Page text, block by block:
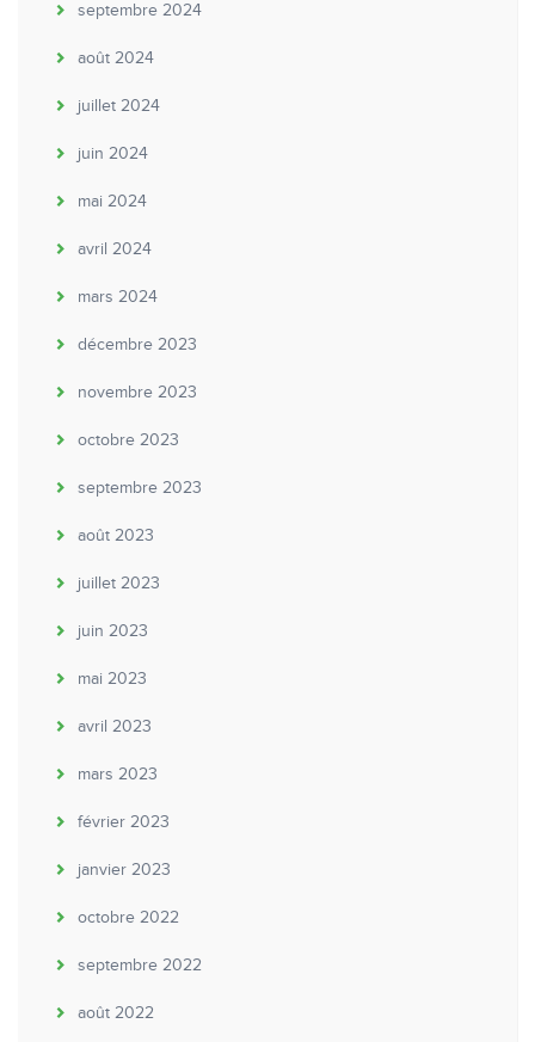
septembre 2024
août 2024
juillet 2024
juin 2024
mai 2024
avril 2024
mars 2024
décembre 2023
novembre 2023
octobre 2023
septembre 2023
août 2023
juillet 2023
juin 2023
mai 2023
avril 2023
mars 2023
février 2023
janvier 2023
octobre 2022
septembre 2022
août 2022